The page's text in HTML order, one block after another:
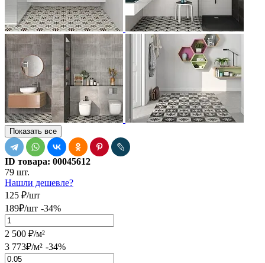
Показать все
ID товара: 00045612
79 шт.
Нашли дешевле?
125 ₽/шт
189₽/шт -34%
2 500 ₽/м²
3 773₽/м² -34%